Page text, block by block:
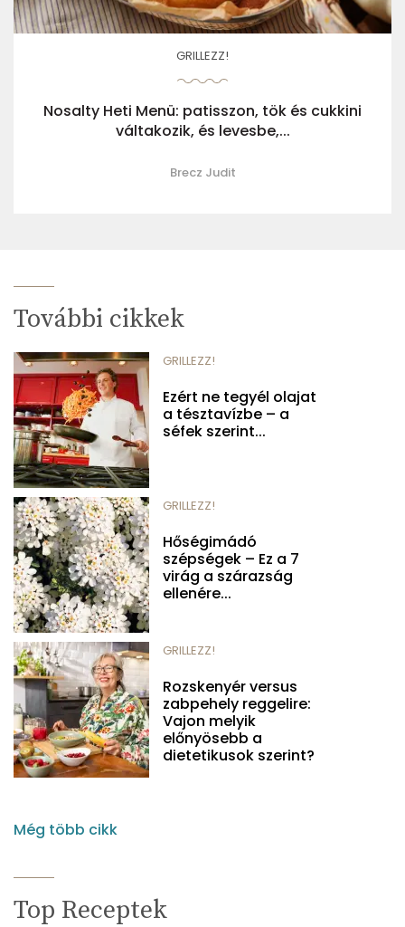
GRILLEZZ!
Nosalty Heti Menü: patisszon, tök és cukkini
váltakozik, és levesbe,...
Brecz Judit
További cikkek
GRILLEZZ!
Ezért ne tegyél olajat
a tésztavízbe – a
séfek szerint...
GRILLEZZ!
Hőségimádó
szépségek – Ez a 7
virág a szárazság
ellenére...
GRILLEZZ!
Rozskenyér versus
zabpehely reggelire:
Vajon melyik
előnyösebb a
dietetikusok szerint?
Még több cikk
Top Receptek